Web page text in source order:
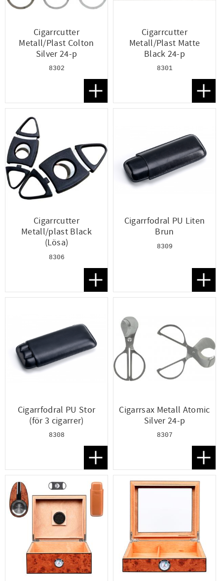
Cigarrcutter
Metall/Plast Colton
Silver 24-p
8302
Lägg till i favoriter
Cigarrcutter
Metall/Plast Matte
Black 24-p
8301
Cigarrcutter
Metall/plast Black
(Lösa)
8306
Lägg till i favoriter
Cigarrfodral PU Liten
Brun
8309
Cigarrfodral PU Stor
(för 3 cigarrer)
8308
Lägg till i favoriter
Cigarrsax Metall Atomic
Silver 24-p
8307